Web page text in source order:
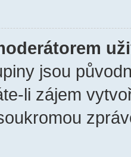
jsou
li zájem